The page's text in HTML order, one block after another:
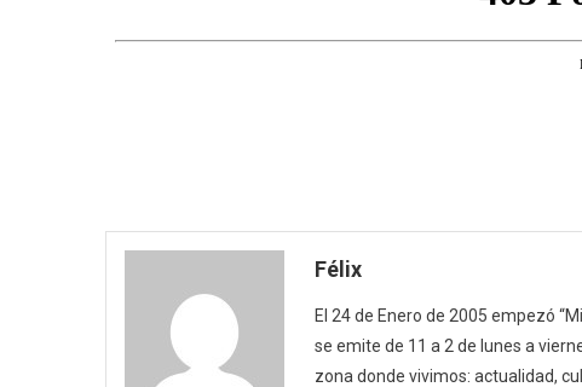
Félix
El 24 de Enero de 2005 empezó
se emite de 11 a 2 de lunes a
zona donde vivimos: actualidad,